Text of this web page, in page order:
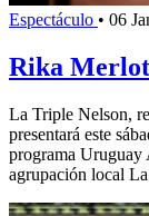
Espectáculo • 06
Rika
La Triple Nelson,
presentará este
programa Uruguay
agrupación local